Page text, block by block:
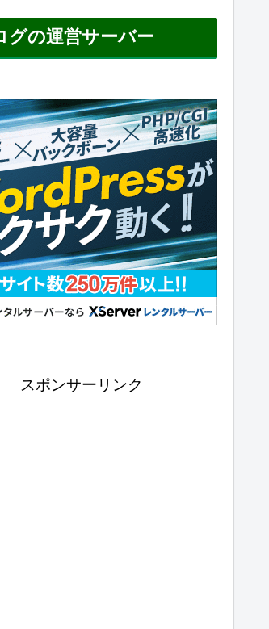
グの運営サーバー
スポンサーリンク